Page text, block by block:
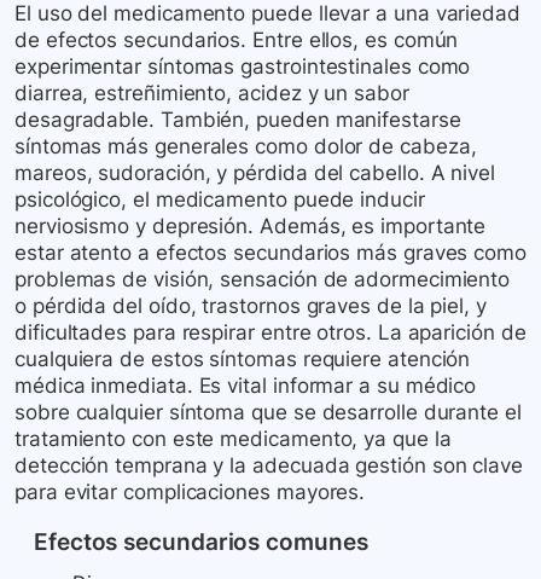
El uso del medicamento puede llevar a una variedad
de efectos secundarios. Entre ellos, es común
experimentar síntomas gastrointestinales como
diarrea, estreñimiento, acidez y un sabor
desagradable. También, pueden manifestarse
síntomas más generales como dolor de cabeza,
mareos, sudoración, y pérdida del cabello. A nivel
psicológico, el medicamento puede inducir
nerviosismo y depresión. Además, es importante
estar atento a efectos secundarios más graves como
problemas de visión, sensación de adormecimiento
o pérdida del oído, trastornos graves de la piel, y
dificultades para respirar entre otros. La aparición de
cualquiera de estos síntomas requiere atención
médica inmediata. Es vital informar a su médico
sobre cualquier síntoma que se desarrolle durante el
tratamiento con este medicamento, ya que la
detección temprana y la adecuada gestión son clave
para evitar complicaciones mayores.
Efectos secundarios comunes